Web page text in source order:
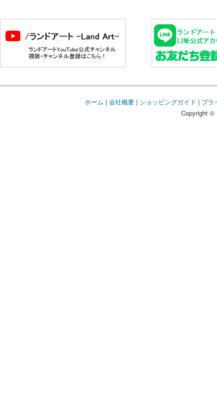
ホーム | 会社概要| ショッピングガイド | プラ
Copyright ©